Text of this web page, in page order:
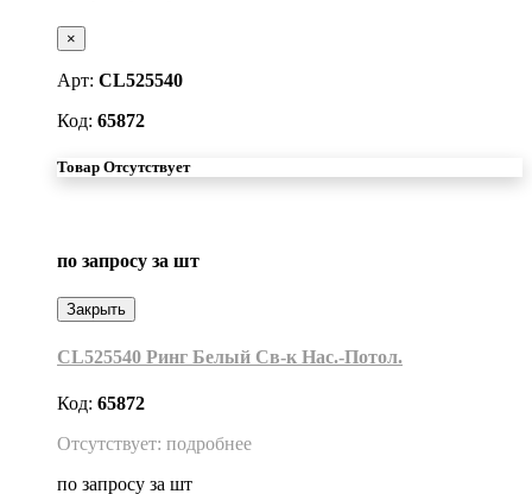
×
Арт: CL525540
Код: 65872
Товар Отсутствует
по запросу за шт
Закрыть
CL525540 Ринг Белый Св-к Нас.-Потол.
Код: 65872
Отсутствует: подробнее
по запросу за шт